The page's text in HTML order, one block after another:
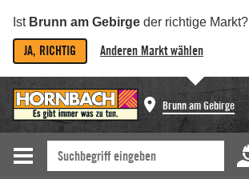
Ist Brunn am Gebirge der richtige Markt?
JA, RICHTIG Anderen Markt wählen
Brunn am Gebirge